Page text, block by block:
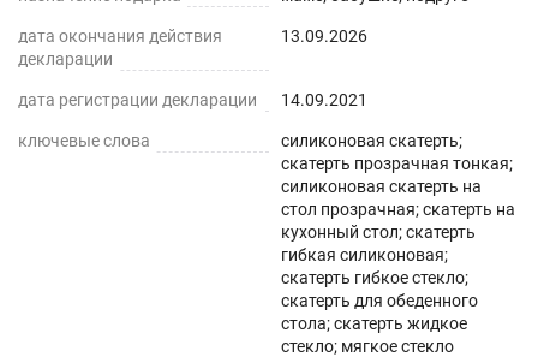
водонепроницаемости, нескользкости,
термостойкости (максимум до 70°С).
Легко мыть и протирать
Защита поверхности стола от отпечатков
пальцев, пыли, грязи и пятен жира.
Не скрывает натуральный цвет вашего стола
дата окончания действия
декларации
13.09.2026
дата регистрации декларации 14.09.2021
ключевые слова
силиконовая скатерть;
скатерть прозрачная тонкая;
силиконовая скатерть на
стол прозрачная; скатерть на
кухонный стол; скатерть
гибкая силиконовая;
скатерть гибкое стекло;
скатерть для обеденного
стола; скатерть жидкое
стекло; мягкое стекло